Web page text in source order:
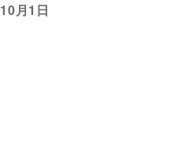
10月1日